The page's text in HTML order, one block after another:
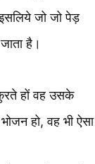
जो जो पेड़
है।
हों वह उसके
हो, वह भी ऐसा